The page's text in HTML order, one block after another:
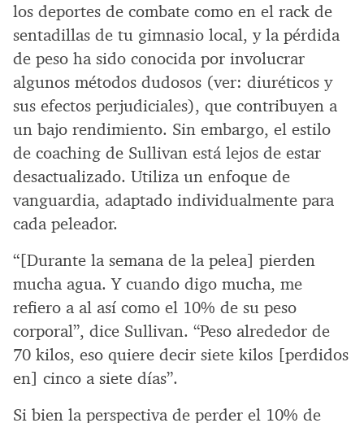
los deportes de combate como en el rack de
sentadillas de tu gimnasio local, y la pérdida
de peso ha sido conocida por involucrar
algunos métodos dudosos (ver: diuréticos y
sus efectos perjudiciales), que contribuyen a
un bajo rendimiento. Sin embargo, el estilo
de coaching de Sullivan está lejos de estar
desactualizado. Utiliza un enfoque de
vanguardia, adaptado individualmente para
cada peleador.
“[Durante la semana de la pelea] pierden
mucha agua. Y cuando digo mucha, me
refiero a al así como el 10% de su peso
corporal”, dice Sullivan. “Peso alrededor de
70 kilos, eso quiere decir siete kilos [perdidos
en] cinco a siete días”.
Si bien la perspectiva de perder el 10% de